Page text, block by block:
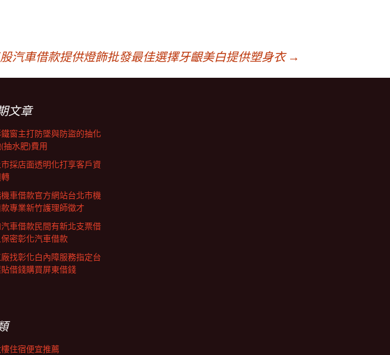
汽車借款提供燈飾批發最佳選擇牙齦美白提供塑身衣 →
文章
窗主打防墜與防盜的抽化
抽水肥)費用
採店面透明化打享客戶資
車借款官方網站台北市機
專業新竹護理師徵才
車借款民間有新北支票借
密彰化汽車借款
找彰化白內障服務指定台
借錢購買屏東借錢
住宿便宜推薦